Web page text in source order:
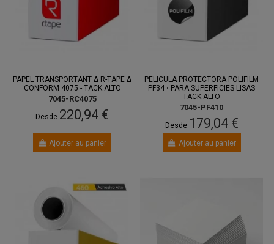
PAPEL TRANSPORTANT Δ R-TAPE Δ
CONFORM 4075 - TACK ALTO
7045-RC4075
Desde 220,94 €
Ajouter au panier
PELICULA PROTECTORA POLIFILM
PF34 ⋅ PARA SUPERFICIES LISAS
TACK ALTO
7045-PF410
Desde 179,04 €
Ajouter au panier